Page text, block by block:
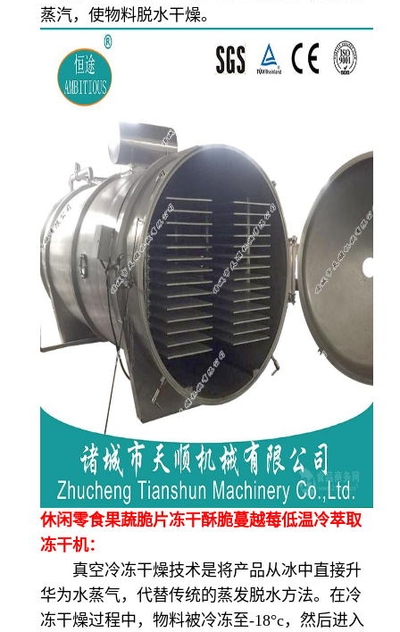
蒸汽，使物料脱水干燥。
休闲零食果蔬脆片冻干酥脆蔓越莓低温冷萃取
冻干机：
真空冷冻干燥技术是将产品从冰中直接升
华为水蒸气，代替传统的蒸发脱水方法。在冷
冻干燥过程中，物料被冷冻至-18°c，然后进入